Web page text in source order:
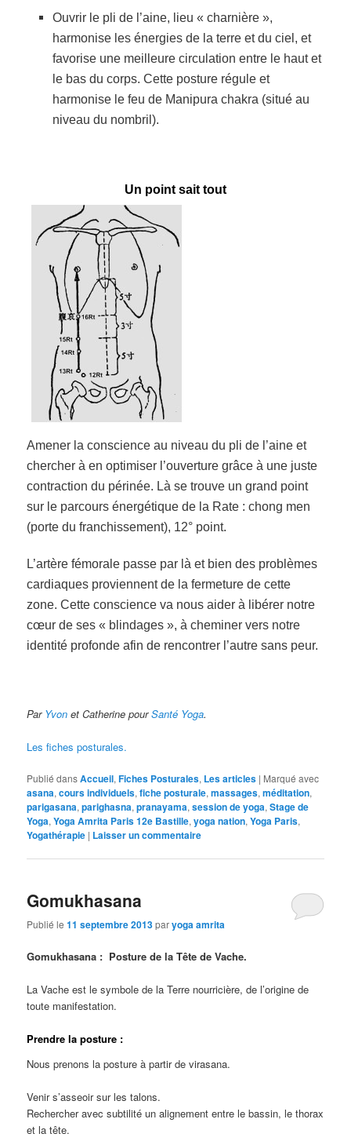
Ouvrir le pli de l’aine, lieu « charnière »,
harmonise les énergies de la terre et du ciel, et
favorise une meilleure circulation entre le haut et
le bas du corps. Cette posture régule et
harmonise le feu de Manipura chakra (situé au
niveau du nombril).
Un point sait tout
Amener la conscience au niveau du pli de l’aine et
chercher à en optimiser l’ouverture grâce à une juste
contraction du périnée. Là se trouve un grand point
sur le parcours énergétique de la Rate : chong men
(porte du franchissement), 12° point.
L’artère fémorale passe par là et bien des problèmes
cardiaques proviennent de la fermeture de cette
zone. Cette conscience va nous aider à libérer notre
cœur de ses « blindages », à cheminer vers notre
identité profonde afin de rencontrer l’autre sans peur.
Par Yvon et Catherine pourSanté Yoga.
Les fiches posturales.
Publié dansAccueil,Fiches Posturales, Les articles | Marqué avec
asana,cours individuels,fiche posturale,massages,méditation,
parigasana,parighasna,pranayama,session de yoga,Stage de
Yoga,Yoga Amrita Paris 12e Bastille,yoga nation,Yoga Paris,
Yogathérapie | Laisser un commentaire
Gomukhasana
Publié le11 septembre 2013paryoga amrita
Gomukhasana : Posture de la Tête de Vache.
La Vache est le symbole de la Terre nourricière, de l’origine de
toute manifestation.
Prendre la posture :
Nous prenons la posture à partir de virasana.
Venir s’asseoir sur les talons.
Rechercher avec subtilité un alignement entre le bassin, le thorax
et la tête.